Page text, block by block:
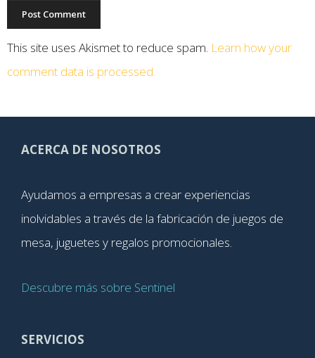
This site uses Akismet to reduce spam. Learn how your
comment data is processed.
ACERCA DE NOSOTROS
Ayudamos a empresas a crear experiencias
inolvidables a través de la fabricación de juegos de
mesa, juguetes y regalos promocionales.
Descubre más sobre Sentinel
SERVICIOS